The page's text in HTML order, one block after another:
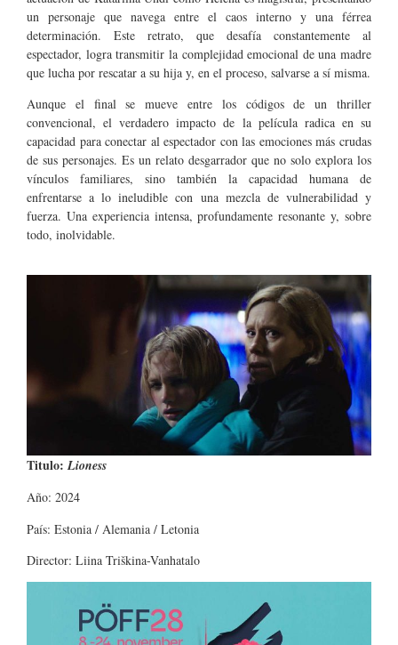
un personaje que navega entre el caos interno y una férrea
determinación. Este retrato, que desafía constantemente al
espectador, logra transmitir la complejidad emocional de una madre
que lucha por rescatar a su hija y, en el proceso, salvarse a sí misma.
Aunque el final se mueve entre los códigos de un thriller
convencional, el verdadero impacto de la película radica en su
capacidad para conectar al espectador con las emociones más crudas
de sus personajes. Es un relato desgarrador que no solo explora los
vínculos familiares, sino también la capacidad humana de
enfrentarse a lo ineludible con una mezcla de vulnerabilidad y
fuerza. Una experiencia intensa, profundamente resonante y, sobre
todo, inolvidable.
Titulo:Lioness
Año: 2024
País: Estonia / Alemania / Letonia
Director: Liina Triškina-Vanhatalo